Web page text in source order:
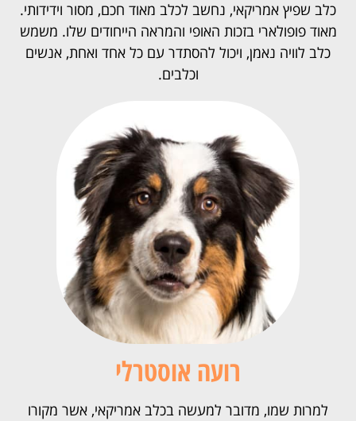
כלב שפיץ אמריקאי, נחשב לכלב מאוד חכם, מסור וידידותי.
מאוד פופולארי בזכות האופי והמראה הייחודים שלו. משמש
כלב לוויה נאמן, ויכול להסתדר עם כל אחד ואחת, אנשים
וכלבים.
רועה אוסטרלי
למרות שמו, מדובר למעשה בכלב אמריקאי, אשר מקורו